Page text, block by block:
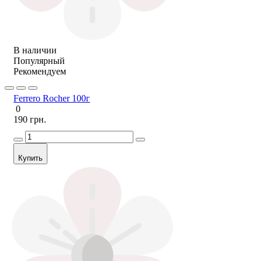
В наличии
Популярный
Рекомендуем
Ferrero Rocher 100г
0
190 грн.
Купить